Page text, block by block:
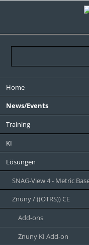
überspringen
Home
News/Events
Training
KI
Lösungen
SNAG-View 4 - Metric
Znuny / ((OTRS)) CE
Add-ons
Znuny KI Add-on